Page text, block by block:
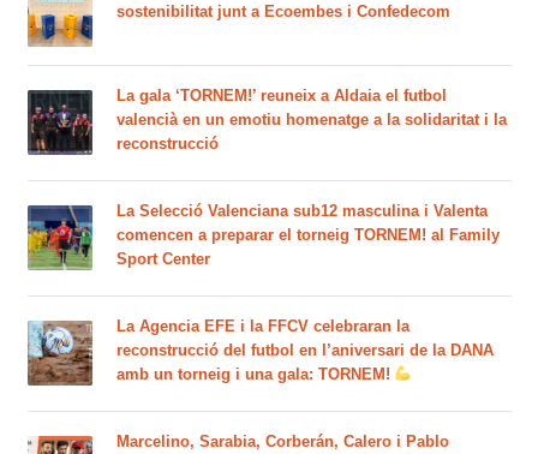
sostenibilitat junt a Ecoembes i Confedecom
La gala ‘TORNEM!’ reuneix a Aldaia el futbol
valencià en un emotiu homenatge a la solidaritat i la
reconstrucció
La Selecció Valenciana sub12 masculina i Valenta
comencen a preparar el torneig TORNEM! al Family
Sport Center
La Agencia EFE i la FFCV celebraran la
reconstrucció del futbol en l’aniversari de la DANA
amb un torneig i una gala: TORNEM!
Marcelino, Sarabia, Corberán, Calero i Pablo